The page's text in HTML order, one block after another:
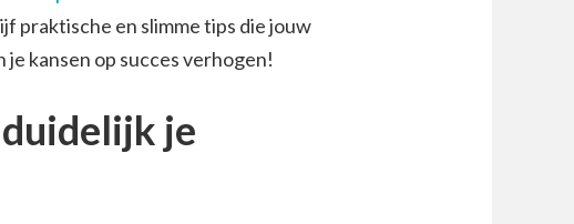
praktische en slimme tips die jouw
kansen op succes verhogen!
je